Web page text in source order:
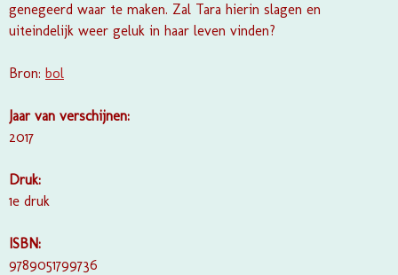
genegeerd waar te maken. Zal Tara hierin slagen en
uiteindelijk weer geluk in haar leven vinden?
Bron: bol
Jaar van verschijnen:
2017
Druk:
1e druk
ISBN:
9789051799736